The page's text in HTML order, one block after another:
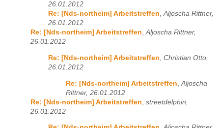
26.01.2012
Re: [Nds-northeim] Arbeitstreffen,Aljoscha Rittner,
26.01.2012
Re: [Nds-northeim] Arbeitstreffen,Aljoscha Rittner,
26.01.2012
Re: [Nds-northeim] Arbeitstreffen Christian Otto,
26.01.2012
Re: [Nds-northeim] Arbeitstreffen Aljoscha
Rittner, 26.01.2012
Re: [Nds-northeim] Arbeitstreffen streetdelphin,
26.01.2012